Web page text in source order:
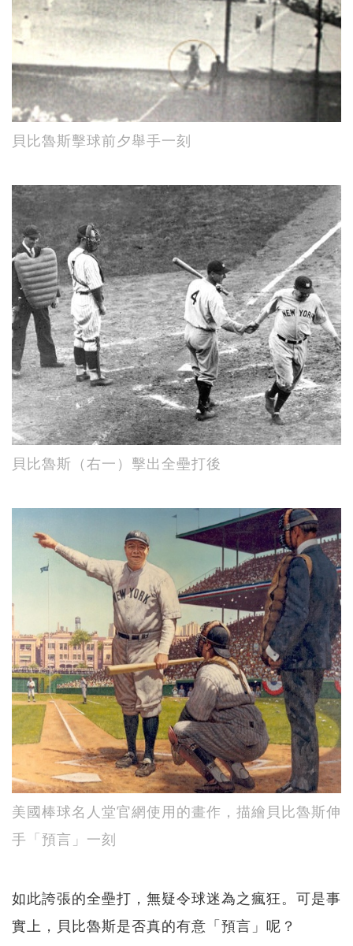
貝比魯斯擊球前夕舉手一刻
貝比魯斯（右一）擊出全壘打後
美國棒球名人堂官網使用的畫作，描繪貝比魯斯伸
手「預言」一刻
如此誇張的全壘打，無疑令球迷為之瘋狂。可是事
實上，貝比魯斯是否真的有意「預言」呢？